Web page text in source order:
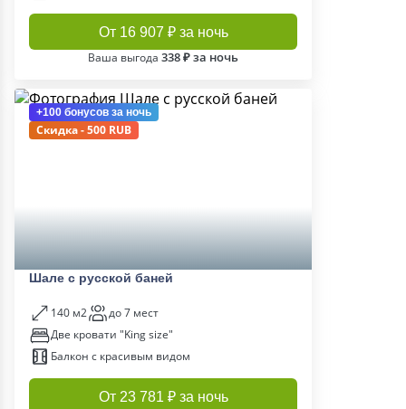
От 16 907 ₽ за ночь
Ваша выгода 338 ₽ за ночь
+100 бонусов за ночь
Скидка - 500 RUB
Шале с русской баней
140 м2
до 7 мест
Две кровати "King size"
Балкон с красивым видом
От 23 781 ₽ за ночь